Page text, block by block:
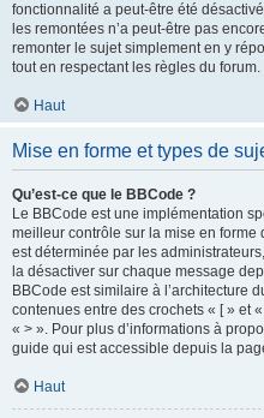
fonctionnalité a peut-être été
les remontées n’a peut-être pas
remonter le sujet simplement en y
tout en respectant les règles du forum.
Haut
Mise en forme et types de
Qu’est-ce que le BBCode ?
Le BBCode est une implémentation
meilleur contrôle sur la mise en forme
est déterminée par les
la désactiver sur chaque message
BBCode est similaire à l’architecture
contenues entre des crochets « [ » et
« > ». Pour plus d’informations à
guide qui est accessible depuis la
Haut